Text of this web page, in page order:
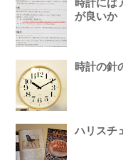
時計には
が良いか
時計の針
ハリスチ